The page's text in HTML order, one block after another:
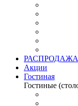
Акции
Гостиная
Гостиные